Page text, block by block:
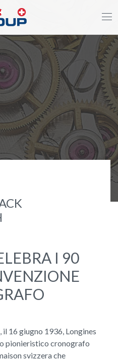
I 90
il 16 giugno 1936, Longines
pionieristico cronografo
svizzera che